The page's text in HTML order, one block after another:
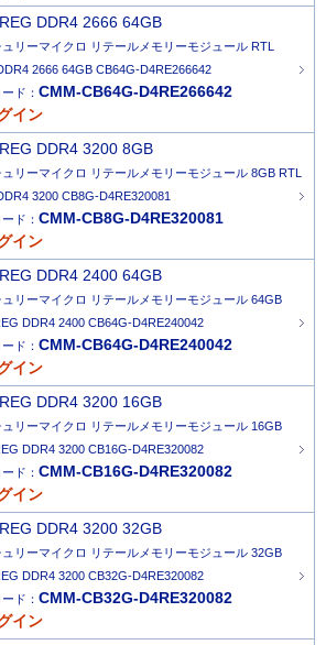
DDR4 2666 64GB
リーマイクロ リテールメモリーモジュール RTL
2666 64GB CB64G-D4RE266642
ド： CMM-CB64G-D4RE266642
イン
DDR4 3200 8GB
リーマイクロ リテールメモリーモジュール 8GB RTL
3200 CB8G-D4RE320081
ド： CMM-CB8G-D4RE320081
イン
DDR4 2400 64GB
リーマイクロ リテールメモリーモジュール 64GB
DDR4 2400 CB64G-D4RE240042
ド： CMM-CB64G-D4RE240042
イン
DDR4 3200 16GB
リーマイクロ リテールメモリーモジュール 16GB
DDR4 3200 CB16G-D4RE320082
ド： CMM-CB16G-D4RE320082
イン
DDR4 3200 32GB
リーマイクロ リテールメモリーモジュール 32GB
DDR4 3200 CB32G-D4RE320082
ド： CMM-CB32G-D4RE320082
イン